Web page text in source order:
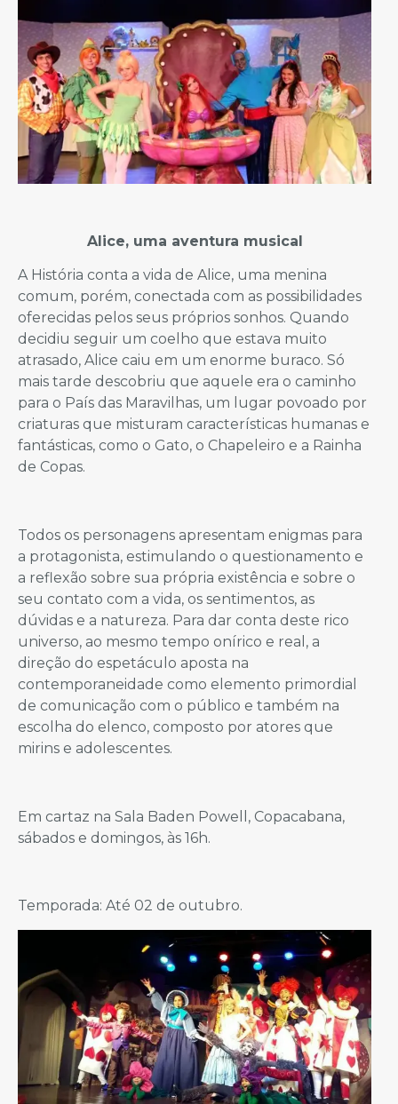
Alice, uma aventura musical
A História conta a vida de Alice, uma menina
comum, porém, conectada com as possibilidades
oferecidas pelos seus próprios sonhos. Quando
decidiu seguir um coelho que estava muito
atrasado, Alice caiu em um enorme buraco. Só
mais tarde descobriu que aquele era o caminho
para o País das Maravilhas, um lugar povoado por
criaturas que misturam características humanas e
fantásticas, como o Gato, o Chapeleiro e a Rainha
de Copas.
Todos os personagens apresentam enigmas para
a protagonista, estimulando o questionamento e
a reflexão sobre sua própria existência e sobre o
seu contato com a vida, os sentimentos, as
dúvidas e a natureza. Para dar conta deste rico
universo, ao mesmo tempo onírico e real, a
direção do espetáculo aposta na
contemporaneidade como elemento primordial
de comunicação com o público e também na
escolha do elenco, composto por atores que
mirins e adolescentes.
Em cartaz na Sala Baden Powell, Copacabana,
sábados e domingos, às 16h.
Temporada: Até 02 de outubro.